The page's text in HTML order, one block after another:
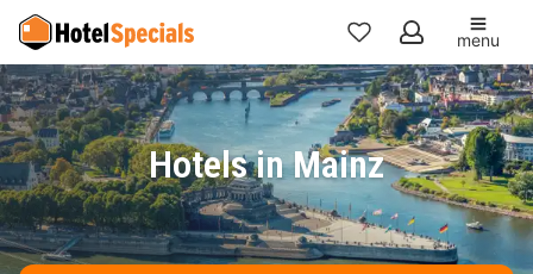
Mijn
favorieten
menu
Hotels in Mainz